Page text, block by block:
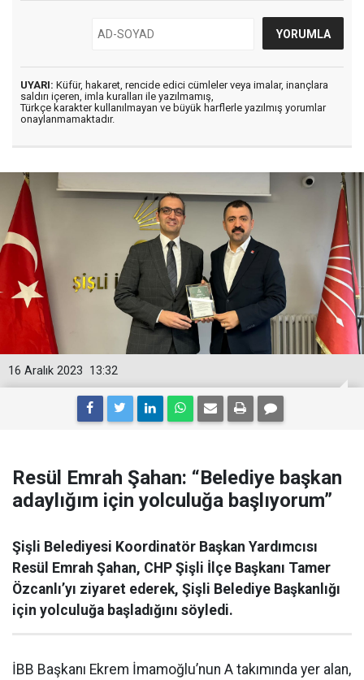
UYARI: Küfür, hakaret, rencide edici cümleler veya imalar, inançlara
saldırı içeren, imla kuralları ile yazılmamış,
Türkçe karakter kullanılmayan ve büyük harflerle yazılmış yorumlar
onaylanmamaktadır.
13:32
16 Aralık 2023
Resül Emrah Şahan: “Belediye başkan
adaylığım için yolculuğa başlıyorum”
Şişli Belediyesi Koordinatör Başkan Yardımcısı
Resül Emrah Şahan, CHP Şişli İlçe Başkanı Tamer
Özcanlı’yı ziyaret ederek, Şişli Belediye Başkanlığı
için yolculuğa başladığını söyledi.
İBB Başkanı Ekrem İmamoğlu’nun A takımında yer alan,